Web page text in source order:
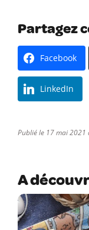
Partagez
Facebook
LinkedIn
Publié le 17 mai 2021
A